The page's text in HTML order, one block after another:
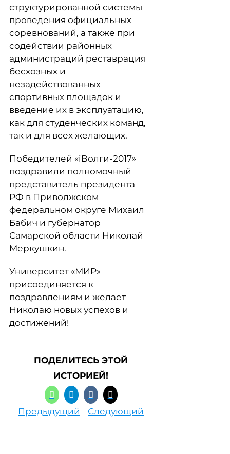
структурированной системы
проведения официальных
соревнований, а также при
содействии районных
администраций реставрация
бесхозных и
незадействованных
спортивных площадок и
введение их в эксплуатацию,
как для студенческих команд,
так и для всех желающих.
Победителей «iВолги-2017»
поздравили полномочный
представитель президента
РФ в Приволжском
федеральном округе Михаил
Бабич и губернатор
Самарской области Николай
Меркушкин.
Университет «МИР»
присоединяется к
поздравлениям и желает
Николаю новых успехов и
достижений!
ПОДЕЛИТЕСЬ ЭТОЙ
ИСТОРИЕЙ!
Предыдущий Следующий